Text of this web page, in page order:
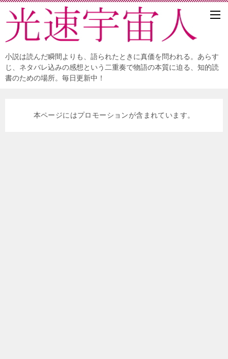
小説は読んだ瞬間よりも、語られたときに真価を問われる。あらす
じ、ネタバレ込みの感想という二重奏で物語の本質に迫る、知的読
書のための場所。毎日更新中！
本ページにはプロモーションが含まれています。